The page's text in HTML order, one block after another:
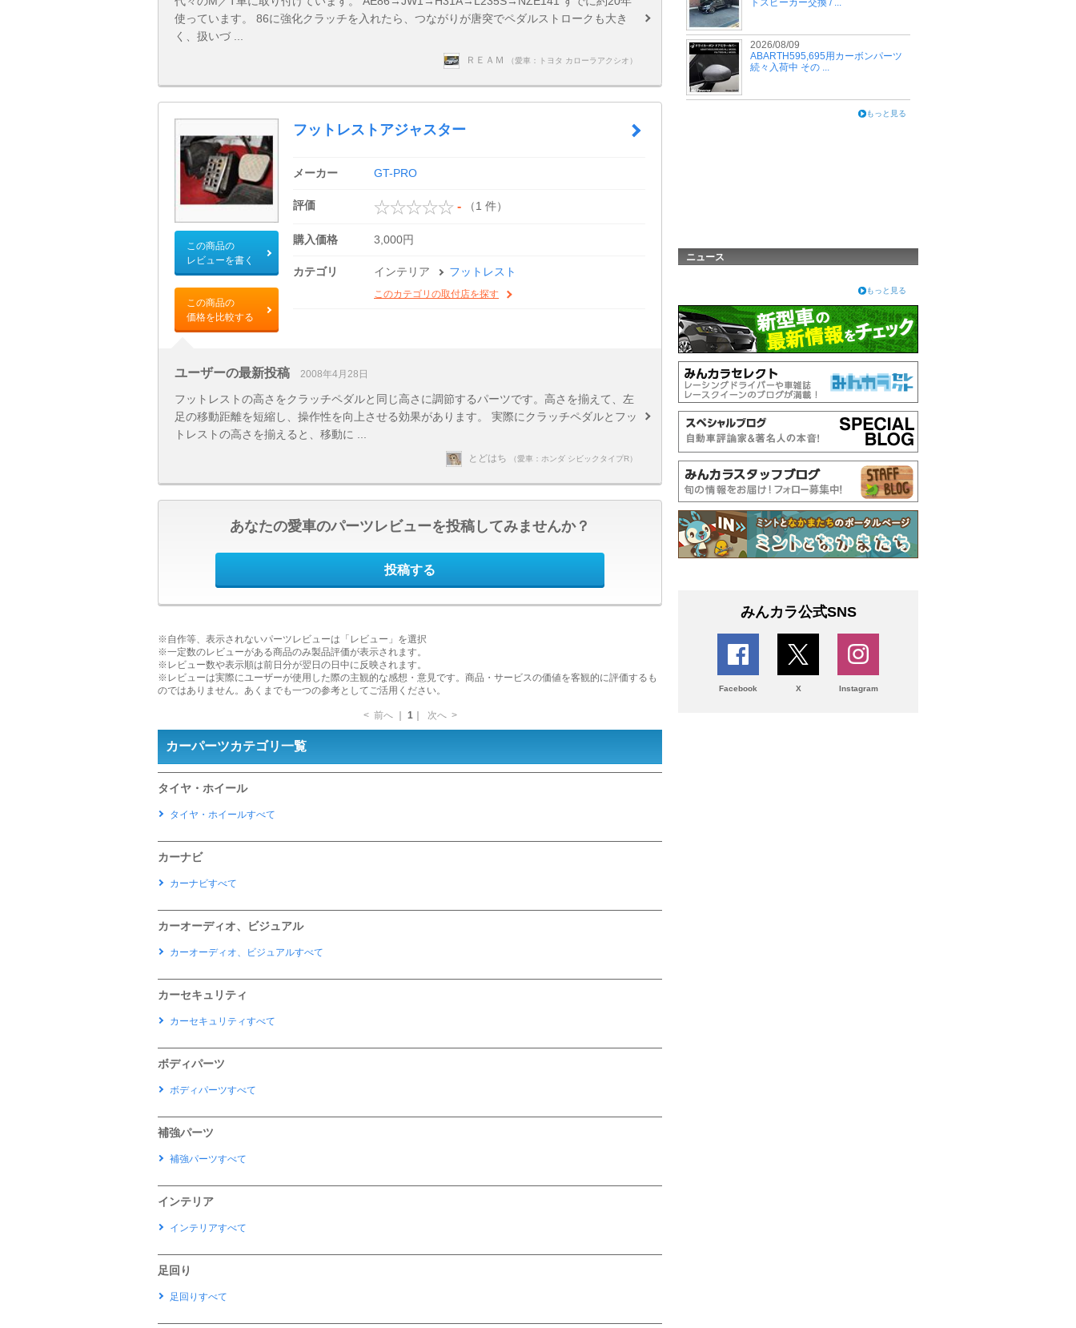
使っています。 86に強化クラッチを入れたら、つながりが唐突でペダルストロークも大き
く、扱いづ ...
ＲＥＡＭ （愛車：トヨタ カローラアクシオ）
この商品の
レビューを書く
この商品の
価格を比較する
フットレストアジャスター
メーカー GT-PRO
評価 - （1 件）
購入価格 3,000円
カテゴリ インテリア フットレスト
このカテゴリの取付店を探す
ユーザーの最新投稿 2008年4月28日
フットレストの高さをクラッチペダルと同じ高さに調節するパーツです。高さを揃えて、左
足の移動距離を短縮し、操作性を向上させる効果があります。 実際にクラッチペダルとフッ
トレストの高さを揃えると、移動に ...
とどはち （愛車：ホンダ シビックタイプR）
あなたの愛車のパーツレビューを投稿してみませんか？
投稿する
※自作等、表示されないパーツレビューは「レビュー」を選択
※一定数のレビューがある商品のみ製品評価が表示されます。
※レビュー数や表示順は前日分が翌日の日中に反映されます。
※レビューは実際にユーザーが使用した際の主観的な感想・意見です。商品・サービスの価値を客観的に評価するも
のではありません。あくまでも一つの参考としてご活用ください。
< 前へ 1｜ 次へ >
カーパーツカテゴリ一覧
タイヤ・ホイール
タイヤ・ホイールすべて
カーナビ
カーナビすべて
カーオーディオ、ビジュアル
カーオーディオ、ビジュアルすべて
カーセキュリティ
カーセキュリティすべて
ボディパーツ
ボディパーツすべて
補強パーツ
補強パーツすべて
インテリア
インテリアすべて
足回り
足回りすべて
トスピーカー交換 / ...
2026/08/09
ABARTH595,695用カーボンパーツ
続々入荷中 その ...
もっと見る
ニュース
もっと見る
みんカラ公式SNS
Facebook X Instagram